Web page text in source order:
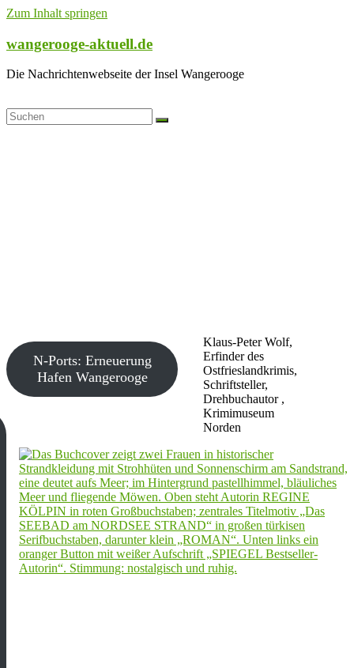
Zum Inhalt springen
wangerooge-aktuell.de
Die Nachrichtenwebseite der Insel Wangerooge
Klaus-Peter Wolf,
Erfinder des
Ostfrieslandkrimis,
Schriftsteller,
Drehbuchautor ,
Krimimuseum
Norden
N-Ports: Erneuerung
Hafen Wangerooge